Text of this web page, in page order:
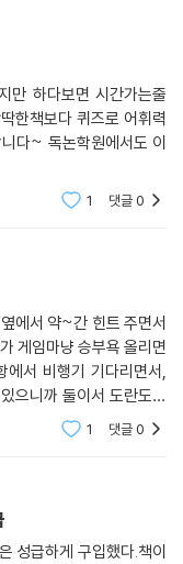
했습니다. 이 모든 것이
높아지길 바라는 저자
이 책 한 권만으로도 낱말
구성했고, 각 25개씩 총
과 고급편 퍼즐을 모두
링제본으로 아이들이 쉽
든 공부의 기본은 어휘
풀면서 어휘력을 향상
의 진심이 온전히 전해지
만 하다보면 시간가는줄
한책보다 퀴즈로 어휘력
다~ 독논학원에서도 이
1 댓글0
에서 약~간 힌트 주면서
게임마냥 승부욕 올리면
에서 비행기 기다리면서,
으니까 둘이서 도란도란
1 댓글0
성급하게 구입했다.책이